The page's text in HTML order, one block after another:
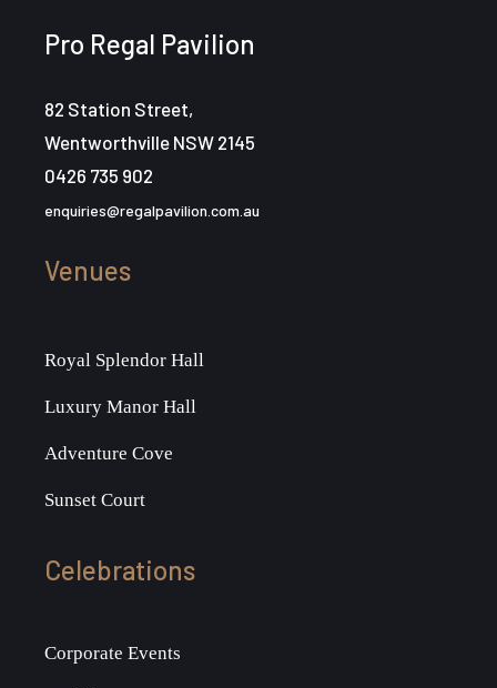
Pro Regal Pavilion
82 Station Street,
Wentworthville NSW 2145
0426 735 902
enquiries@regalpavilion.com.au
Venues
Royal Splendor Hall
Luxury Manor Hall
Adventure Cove
Sunset Court
Celebrations
Corporate Events